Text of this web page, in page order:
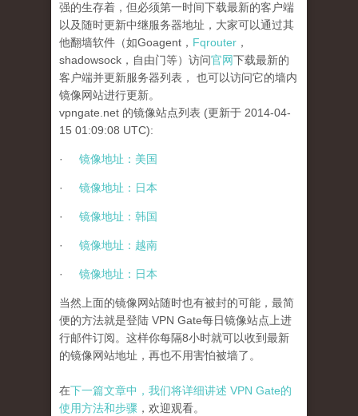
强的生存着，但必须第一时间下载最新的客户端
以及随时更新中继服务器地址，大家可以通过其
他翻墙软件（如Goagent ， Fqrouter ，
shadowsock ，自由门等）访问官网下载最新的
客户端并更新服务器列表，
也可以访问它的墙内
镜像网站进行更新。
vpngate.net 的镜像站点列表 (更新于 2014-04-
15 01:09:08 UTC):
· 镜像地址：美国
· 镜像地址：日本
· 镜像地址：韩国
· 镜像地址：越南
· 镜像地址：日本
当然 上面的镜像网站随时也有被封的可能，最简
便的方法就是登陆 VPN Gate每日镜像站点上进
行邮件订阅。这样你每隔8小时就可以收到最新
的镜像网站地址，再也不用害怕被墙了。
在下一篇文章中，我们将详细讲述 VPN Gate的
使用方法和步骤 ，欢迎观看。